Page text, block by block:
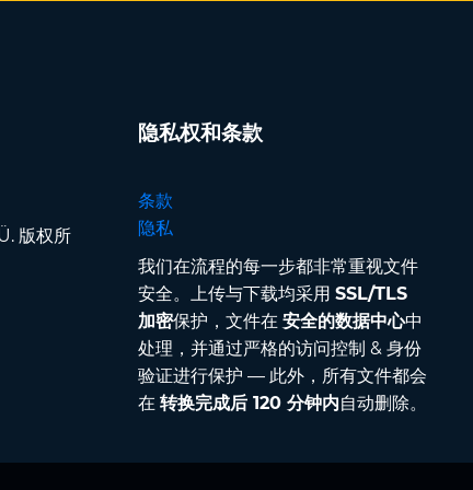
版权所
隐私权和条款
条款
隐私
我们在流程的每一步都非常重视文件
安全。上传与下载均采用 SSL/TLS
加密保护，文件在 安全的数据中心中
处理，并通过严格的访问控制 & 身份
验证进行保护 — 此外，所有文件都会
在 转换完成后 120 分钟内自动删除。